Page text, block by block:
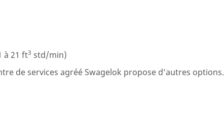
à 21 ft3 std/min)
de services agréé Swagelok propose d’autres options.